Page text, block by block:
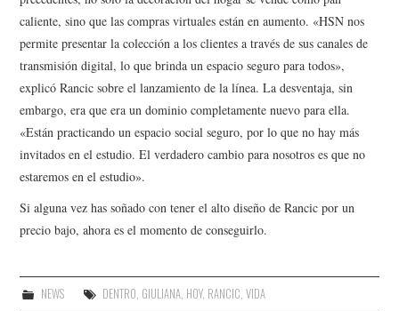
caliente, sino que las compras virtuales están en aumento. «HSN nos
permite presentar la colección a los clientes a través de sus canales de
transmisión digital, lo que brinda un espacio seguro para todos»,
explicó Rancic sobre el lanzamiento de la línea. La desventaja, sin
embargo, era que era un dominio completamente nuevo para ella.
«Están practicando un espacio social seguro, por lo que no hay más
invitados en el estudio. El verdadero cambio para nosotros es que no
estaremos en el estudio».
Si alguna vez has soñado con tener el alto diseño de Rancic por un
precio bajo, ahora es el momento de conseguirlo.
NEWS DENTRO, GIULIANA, HOY, RANCIC, VIDA